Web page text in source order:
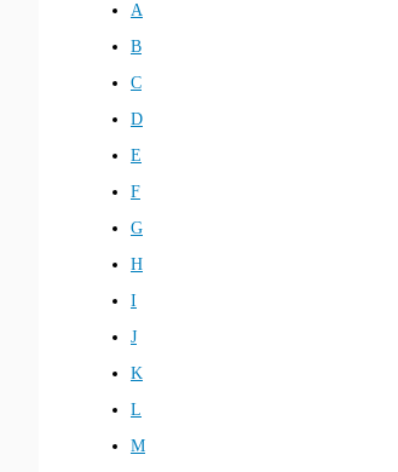
A
B
C
D
E
F
G
H
I
J
K
L
M